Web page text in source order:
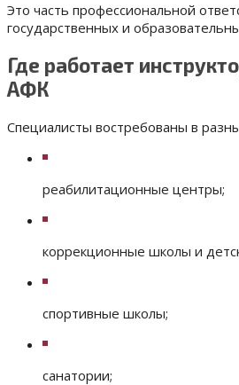
Это часть профессиональной
государственных и
Где работает
АФК
Специалисты востребованы в
реабилитационные центры;
коррекционные школы и
спортивные школы;
санатории;